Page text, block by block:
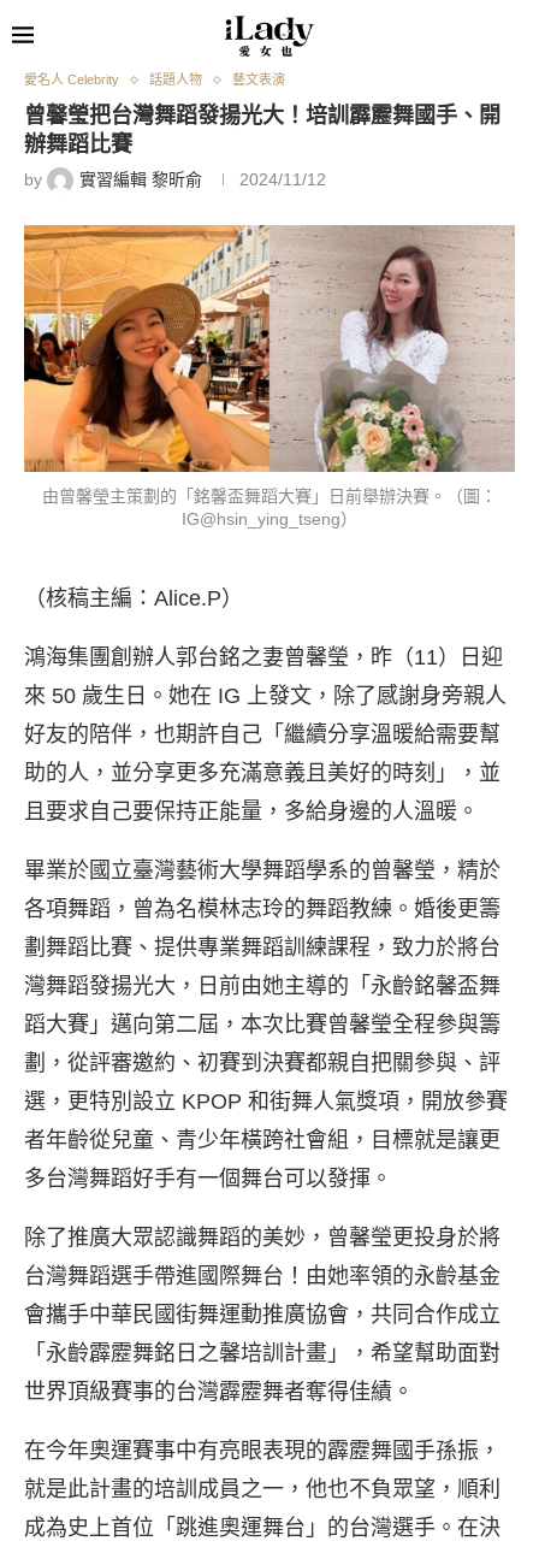
愛名人 Celebrity 話題人物 藝文表演
曾馨瑩把台灣舞蹈發揚光大！培訓霹靂舞國手、開
辦舞蹈比賽
by 實習編輯 黎昕俞 2024/11/12
由曾馨瑩主策劃的「銘馨盃舞蹈大賽」日前舉辦決賽。（圖：
IG@hsin_ying_tseng）
（核稿主編：Alice.P）
鴻海集團創辦人郭台銘之妻曾馨瑩，昨（11）日迎
來 50 歲生日。她在 IG 上發文，除了感謝身旁親人
好友的陪伴，也期許自己「繼續分享溫暖給需要幫
助的人，並分享更多充滿意義且美好的時刻」，並
且要求自己要保持正能量，多給身邊的人溫暖。
畢業於國立臺灣藝術大學舞蹈學系的曾馨瑩，精於
各項舞蹈，曾為名模林志玲的舞蹈教練。婚後更籌
劃舞蹈比賽、提供專業舞蹈訓練課程，致力於將台
灣舞蹈發揚光大，日前由她主導的「永齡銘馨盃舞
蹈大賽」邁向第二屆，本次比賽曾馨瑩全程參與籌
劃，從評審邀約、初賽到決賽都親自把關參與、評
選，更特別設立 KPOP 和街舞人氣獎項，開放參賽
者年齡從兒童、青少年橫跨社會組，目標就是讓更
多台灣舞蹈好手有一個舞台可以發揮。
除了推廣大眾認識舞蹈的美妙，曾馨瑩更投身於將
台灣舞蹈選手帶進國際舞台！由她率領的永齡基金
會攜手中華民國街舞運動推廣協會，共同合作成立
「永齡霹靂舞銘日之馨培訓計畫」，希望幫助面對
世界頂級賽事的台灣霹靂舞者奪得佳績。
在今年奧運賽事中有亮眼表現的霹靂舞國手孫振，
就是此計畫的培訓成員之一，他也不負眾望，順利
成為史上首位「跳進奧運舞台」的台灣選手。在決